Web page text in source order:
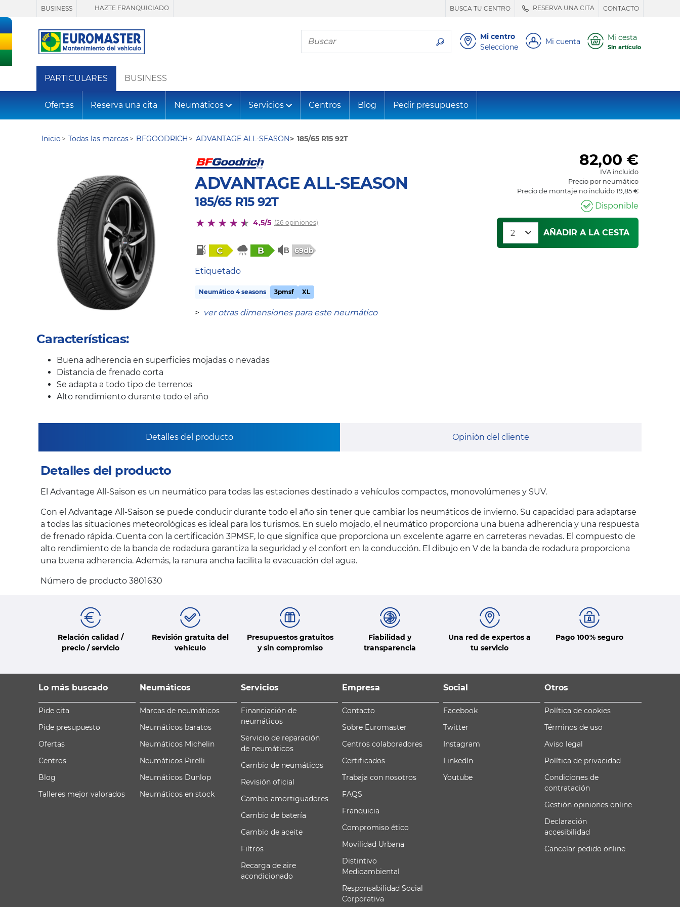
BUSINESS HAZTE FRANQUICIADO BUSCA TU CENTRO RESERVA UNA CITA CONTACTO
Busca tu neumático
Mi centro
Seleccione
Mi cuenta Mi cesta
Sin artículo
PARTICULARES BUSINESS
Ofertas Reserva una cita Neumáticos Servicios Centros Blog Pedir presupuesto
Inicio Todas las marcas BFGOODRICH ADVANTAGE ALL-SEASON 185/65 R15 92T
ADVANTAGE ALL-SEASON
185/65 R15 92T
4,5/5 (26 opiniones)
C B 69db
Etiquetado
Neumático 4 seasons 3pmsf XL
> ver otras dimensiones para este neumático
82,00 €
IVA incluido
Precio por neumático
Precio de montaje no incluido 19,85 €
Disponible
AÑADIR A LA CESTA
Características:
Buena adherencia en superficies mojadas o nevadas
Distancia de frenado corta
Se adapta a todo tipo de terrenos
Alto rendimiento durante todo el año
Detalles del producto Opinión del cliente
Detalles del producto
El Advantage All-Saison es un neumático para todas las estaciones destinado a vehículos compactos, monovolúmenes y SUV.
Con el Advantage All-Saison se puede conducir durante todo el año sin tener que cambiar los neumáticos de invierno. Su capacidad para adaptarse
a todas las situaciones meteorológicas es ideal para los turismos. En suelo mojado, el neumático proporciona una buena adherencia y una respuesta
de frenado rápida. Cuenta con la certificación 3PMSF, lo que significa que proporciona un excelente agarre en carreteras nevadas. El compuesto de
alto rendimiento de la banda de rodadura garantiza la seguridad y el confort en la conducción. El dibujo en V de la banda de rodadura proporciona
una buena adherencia. Además, la ranura ancha facilita la evacuación del agua.
Número de producto 3801630
Relación calidad /
precio / servicio
Revisión gratuita del
vehículo
Presupuestos gratuitos
y sin compromiso
Fiabilidad y
transparencia
Una red de expertos a
tu servicio
Pago 100% seguro
Lo más buscado
Pide cita
Pide presupuesto
Ofertas
Centros
Blog
Talleres mejor valorados
Neumáticos
Marcas de neumáticos
Neumáticos baratos
Neumáticos Michelin
Neumáticos Pirelli
Neumáticos Dunlop
Neumáticos en stock
Servicios
Financiación de
neumáticos
Servicio de reparación
de neumáticos
Cambio de neumáticos
Revisión oficial
Cambio amortiguadores
Cambio de batería
Cambio de aceite
Filtros
Recarga de aire
acondicionado
Empresa
Contacto
Sobre Euromaster
Centros colaboradores
Certificados
Trabaja con nosotros
FAQS
Franquicia
Compromiso ético
Movilidad Urbana
Distintivo
Medioambiental
Responsabilidad Social
Corporativa
Social
Facebook
Twitter
Instagram
LinkedIn
Youtube
Otros
Política de cookies
Términos de uso
Aviso legal
Política de privacidad
Condiciones de
contratación
Gestión opiniones online
Declaración
accesibilidad
Cancelar pedido online